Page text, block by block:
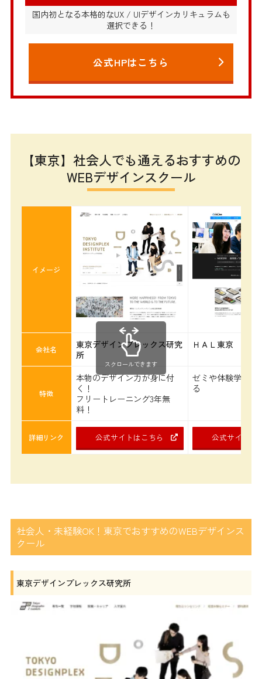
国内初となる本格的なUX / UIデザインカリキュラムも
選択できる！
公式HPはこちら
【東京】社会人でも通えるおすすめの
WEBデザインスクール
イメージ
会社名
東京デザインプレックス研究
所
ＨＡＬ東京
特徴
本物のデザイン力が身に付
く！
フリートレーニング3年無
料！
ゼミや体験学習が
る
詳細リンク 公式サイトはこちら 公式サイトは
スクロールできます
社会人・未経験OK！東京でおすすめのWEBデザインス
クール
東京デザインプレックス研究所